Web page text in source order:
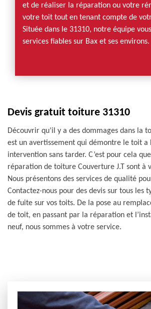
et de réaliser la réparation ou votre
votre toit tout en tenant compte de
Située dans le 31310, notre équipe
services fiables sur Bax et ses environs.
Devis gratuit toiture 31310
Découvrir qu’il y a des dommages dans la
est un avertissement qui démontre le toit a
intervention sans tarder. C’est pour cela
réparation de toiture Couverture J.T sont à
Nous présentons des services de qualité
Contactez-nous pour des devis sur tous les
de fuite sur vos toits. De la pose au
de toit, en passant par la réparation et
neuf, nous sommes à votre service.